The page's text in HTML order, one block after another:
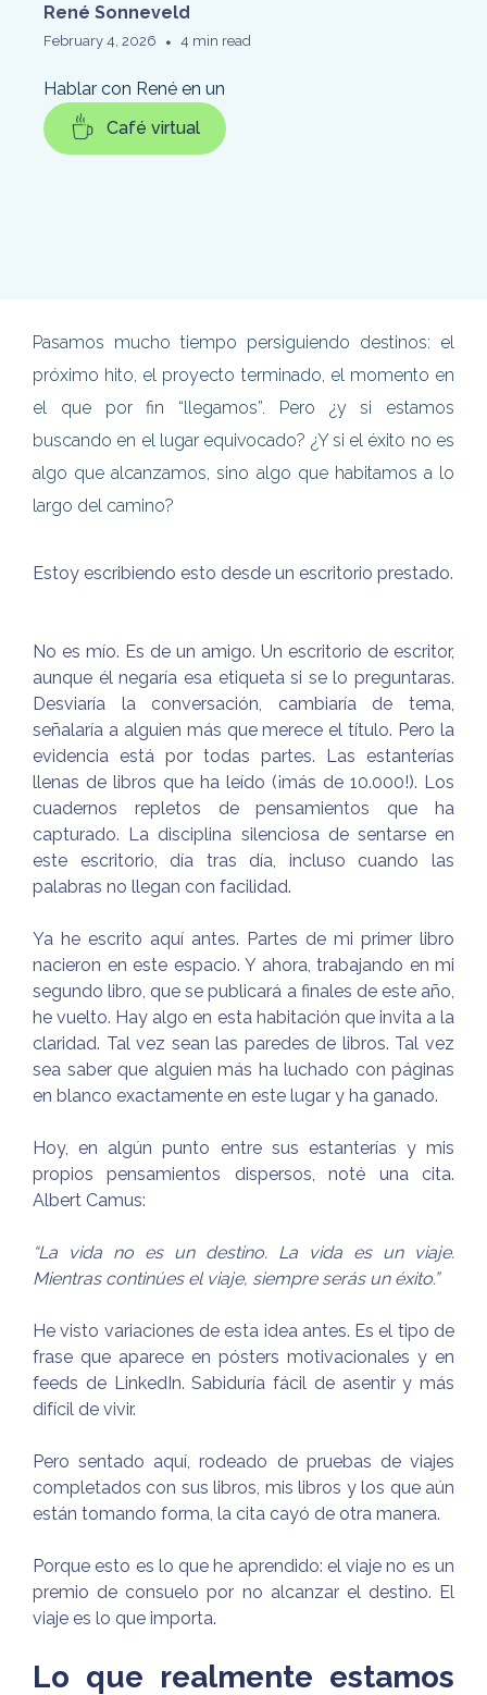
February 4, 2026 • 4 min read
René Sonneveld
Hablar con René en un
Café virtual
Pasamos mucho tiempo persiguiendo destinos: el
próximo hito, el proyecto terminado, el momento en
el que por fin “llegamos”. Pero ¿y si estamos
buscando en el lugar equivocado? ¿Y si el éxito no es
algo que alcanzamos, sino algo que habitamos a lo
largo del camino?
Estoy escribiendo esto desde un escritorio prestado.
No es mío. Es de un amigo. Un escritorio de escritor,
aunque él negaría esa etiqueta si se lo preguntaras.
Desviaría la conversación, cambiaría de tema,
señalaría a alguien más que merece el título. Pero la
evidencia está por todas partes. Las estanterías
llenas de libros que ha leído (¡más de 10.000!). Los
cuadernos repletos de pensamientos que ha
capturado. La disciplina silenciosa de sentarse en
este escritorio, día tras día, incluso cuando las
palabras no llegan con facilidad.
Ya he escrito aquí antes. Partes de mi primer libro
nacieron en este espacio. Y ahora, trabajando en mi
segundo libro, que se publicará a finales de este año,
he vuelto. Hay algo en esta habitación que invita a la
claridad. Tal vez sean las paredes de libros. Tal vez
sea saber que alguien más ha luchado con páginas
en blanco exactamente en este lugar y ha ganado.
Hoy, en algún punto entre sus estanterías y mis
propios pensamientos dispersos, noté una cita.
Albert Camus:
“La vida no es un destino. La vida es un viaje.
Mientras continúes el viaje, siempre serás un éxito.”
He visto variaciones de esta idea antes. Es el tipo de
frase que aparece en pósters motivacionales y en
feeds de LinkedIn. Sabiduría fácil de asentir y más
difícil de vivir.
Pero sentado aquí, rodeado de pruebas de viajes
completados con sus libros, mis libros y los que aún
están tomando forma, la cita cayó de otra manera.
Porque esto es lo que he aprendido: el viaje no es un
premio de consuelo por no alcanzar el destino. El
viaje es lo que importa.
Lo que realmente estamos